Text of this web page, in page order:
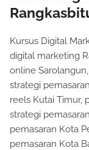
Kursus Digital
digital marketing
online
strategi
reels Kutai Timur,
strategi
pemasaran Kota
pemasaran Kota